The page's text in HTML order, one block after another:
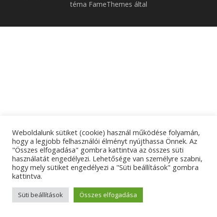
téma FameThemes által
Weboldalunk sütiket (cookie) használ működése folyamán,
hogy a legjobb felhasználói élményt nyújthassa Önnek. Az
"Összes elfogadása" gombra kattintva az összes süti
használatát engedélyezi. Lehetősége van személyre szabni,
hogy mely sütiket engedélyezi a "Süti beállítások" gombra
kattintva.
Süti beállítások Összes elfogadása